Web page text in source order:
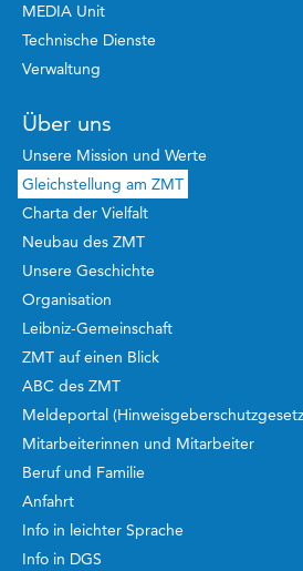
MEDIA Unit
Technische Dienste
Verwaltung
Über uns
Unsere Mission und Werte
Gleichstellung am ZMT
Charta der Vielfalt
Neubau des ZMT
Unsere Geschichte
Organisation
Leibniz-Gemeinschaft
ZMT auf einen Blick
ABC des ZMT
Meldeportal
Mitarbeiterinnen und Mitarbeiter
Beruf und Familie
Anfahrt
Info in leichter Sprache
Info in DGS